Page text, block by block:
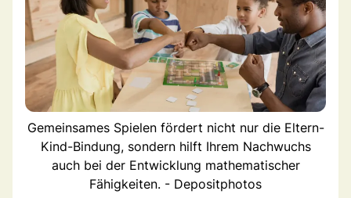
Gemeinsames Spielen fördert nicht nur die Eltern-
Kind-Bindung, sondern hilft Ihrem Nachwuchs
auch bei der Entwicklung mathematischer
Fähigkeiten. - Depositphotos